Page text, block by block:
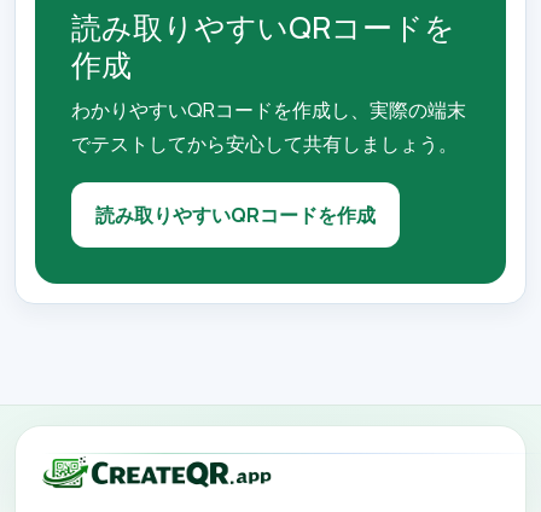
読み取りやすいQRコードを
作成
わかりやすいQRコードを作成し、実際の端末
でテストしてから安心して共有しましょう。
読み取りやすいQRコードを作成